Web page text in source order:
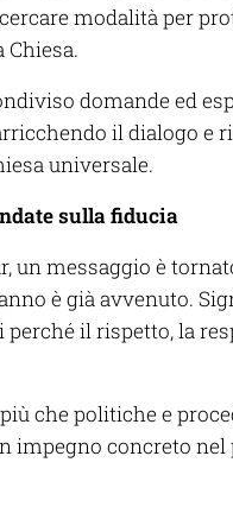
modalità per
domande ed
il dialogo e
universale.
sulla fiducia
un messaggio è
è già avvenuto.
il rispetto, la
che politiche e
impegno concreto